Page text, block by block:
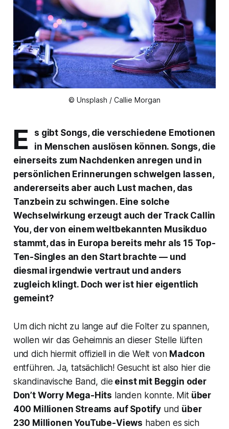
© Unsplash / Callie Morgan
E
s gibt Songs, die verschiedene Emotionen
in Menschen auslösen können. Songs, die
einerseits zum Nachdenken anregen und in
persönlichen Erinnerungen schwelgen lassen,
andererseits aber auch Lust machen, das
Tanzbein zu schwingen. Eine solche
Wechselwirkung erzeugt auch der Track Callin
You, der von einem weltbekannten Musikduo
stammt, das in Europa bereits mehr als 15 Top-
Ten-Singles an den Start brachte — und
diesmal irgendwie vertraut und anders
zugleich klingt. Doch wer ist hier eigentlich
gemeint?
Um dich nicht zu lange auf die Folter zu spannen,
wollen wir das Geheimnis an dieser Stelle lüften
und dich hiermit offiziell in die Welt von Madcon
entführen. Ja, tatsächlich! Gesucht ist also hier die
skandinavische Band, die einst mit Beggin oder
Don’t WorryMega-Hits landen konnte. Mitüber
400 Millionen Streams auf Spotify und über
230 Millionen YouTube-Views haben es sich